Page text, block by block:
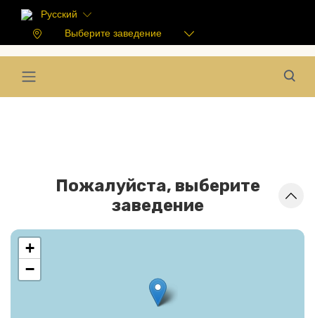
Русский
Выберите заведение
Пожалуйста, выберите
заведение
+
−